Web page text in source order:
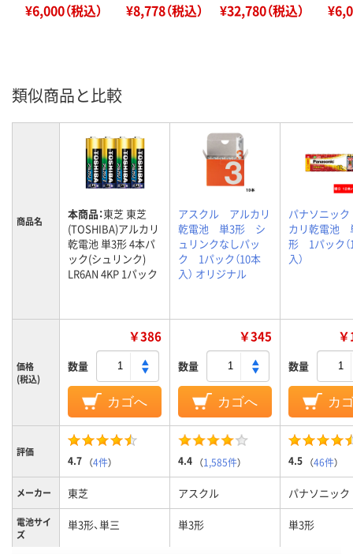
¥6,000（税込） ¥8,778（税込） ¥32,780（税込）
類似商品と比較
商品名 本商品：東芝 東芝
(TOSHIBA)アルカリ
乾電池 単3形 4本パ
ック(シュリンク)
LR6AN 4KP 1パック
アスクル アルカリ
乾電池 単3形 シ
ュリンクなしパッ
ク 1パック（10本
入） オリジナル
パナソニッ
カリ乾電池
形 1パック（
入）
価格
(税込)
￥386
数量
カゴへ
￥345
数量
カゴへ
数量
カ
評価
4.7 （4件） 4.4 （1,585件） 4.5 （46件）
メーカー 東芝 アスクル パナソニック
電池サイ
ズ
単3形、単三 単3形 単3形